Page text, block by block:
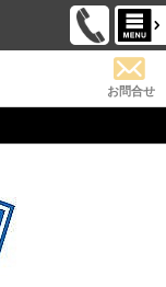
お問合せ